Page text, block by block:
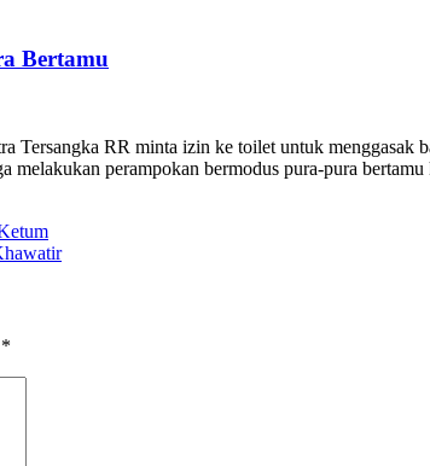
Bertamu
Tersangka RR minta izin ke toilet untuk
perampokan bermodus pura-pura
*